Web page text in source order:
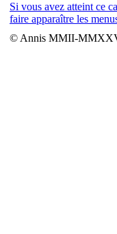
Si vous avez atteint ce
faire apparaître les
© Annis MMII-